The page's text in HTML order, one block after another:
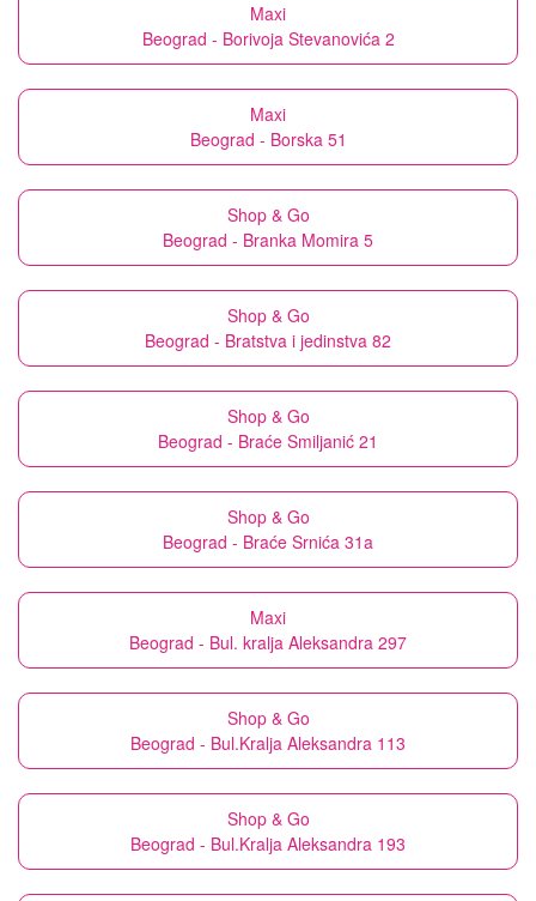
Maxi
Beograd - Borivoja Stevanovića 2
Maxi
Beograd - Borska 51
Shop & Go
Beograd - Branka Momira 5
Shop & Go
Beograd - Bratstva i jedinstva 82
Shop & Go
Beograd - Braće Smiljanić 21
Shop & Go
Beograd - Braće Srnića 31a
Maxi
Beograd - Bul. kralja Aleksandra 297
Shop & Go
Beograd - Bul.Kralja Aleksandra 113
Shop & Go
Beograd - Bul.Kralja Aleksandra 193